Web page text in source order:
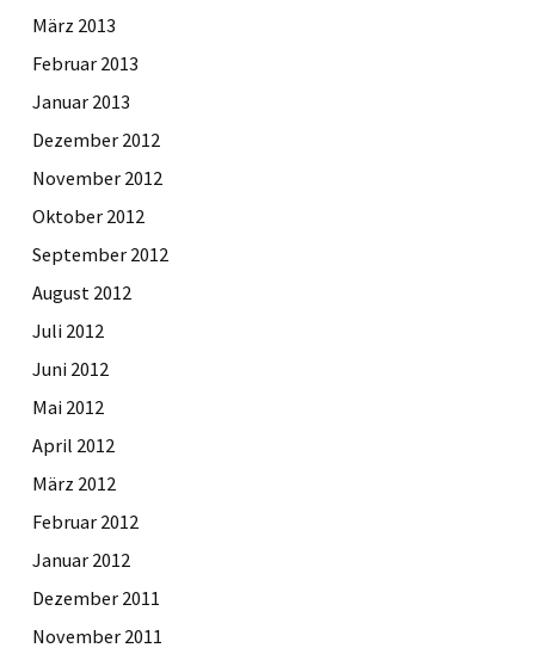
März 2013
Februar 2013
Januar 2013
Dezember 2012
November 2012
Oktober 2012
September 2012
August 2012
Juli 2012
Juni 2012
Mai 2012
April 2012
März 2012
Februar 2012
Januar 2012
Dezember 2011
November 2011